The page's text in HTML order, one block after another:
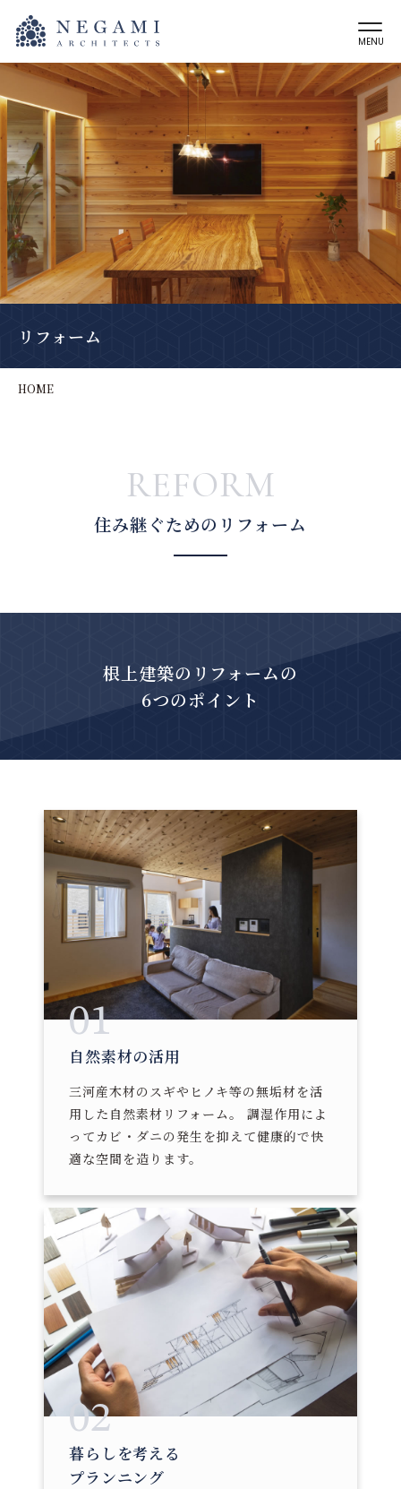
MENU
リフォーム
HOME
REFORM
住み継ぐためのリフォーム
根上建築のリフォームの
6つのポイント
01
自然素材の活用
三河産木材のスギやヒノキ等の無垢材を活
用した自然素材リフォーム。 調湿作用によ
ってカビ・ダニの発生を抑えて健康的で快
適な空間を造ります。
02
暮らしを考える
プランニング